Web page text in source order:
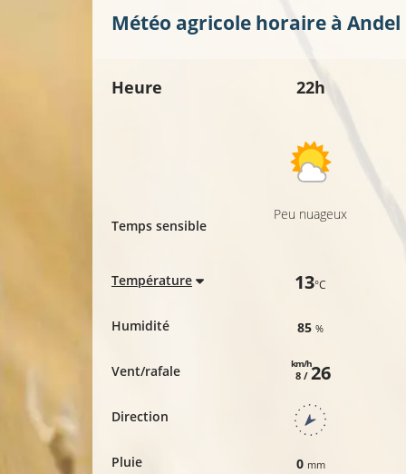
Météo agricole horaire à Andel
Heure
Temps sensible
Température
Humidité
Vent/rafale
Direction
Pluie
22h
Peu nuageux
13°C
85%
8 /
km/h26
0 mm